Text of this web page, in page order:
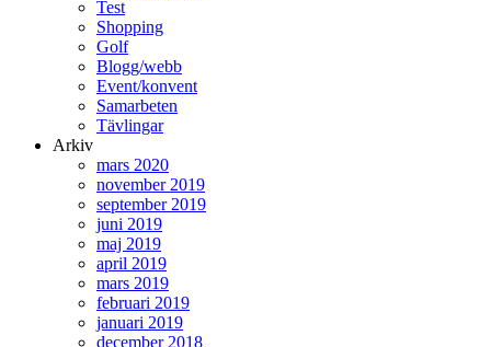
Test
Shopping
Golf
Blogg/webb
Event/konvent
Samarbeten
Tävlingar
Arkiv
mars 2020
november 2019
september 2019
juni 2019
maj 2019
april 2019
mars 2019
februari 2019
januari 2019
december 2018